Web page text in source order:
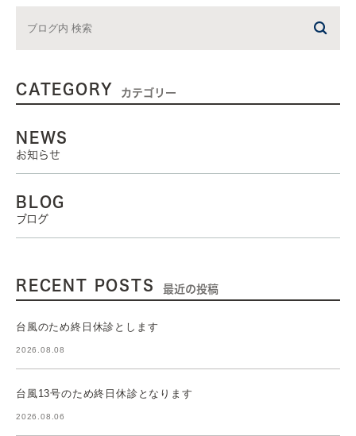
CATEGORY カテゴリー
NEWS
お知らせ
BLOG
ブログ
RECENT POSTS 最近の投稿
台風のため終日休診とします
2026.08.08
台風13号のため終日休診となります
2026.08.06